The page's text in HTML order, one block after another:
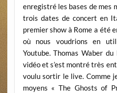
enregistré les bases de mes
trois dates de concert en
premier show à Rome a été
où nous voudrions en
Youtube. Thomas Waber
vidéo et s’est montré très
voulu sortir le live. Comme
moyens « The Ghosts of